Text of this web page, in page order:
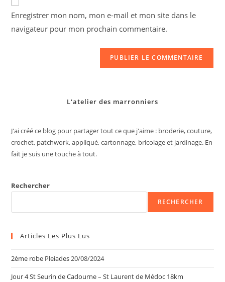
comment
votre
site
(facultatif)
Enregistrer mon nom, mon e-mail et mon site dans le
navigateur pour mon prochain commentaire.
L'atelier des marronniers
J'ai créé ce blog pour partager tout ce que j'aime : broderie, couture,
crochet, patchwork, appliqué, cartonnage, bricolage et jardinage. En
fait je suis une touche à tout.
Rechercher
RECHERCHER
Articles Les Plus Lus
2ème robe Pleiades20/08/2024
Jour 4 St Seurin de Cadourne – St Laurent de Médoc 18km